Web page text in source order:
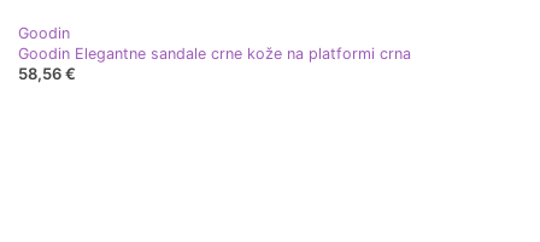
Goodin
Goodin Elegantne sandale crne kože na platformi crna
58,56 €